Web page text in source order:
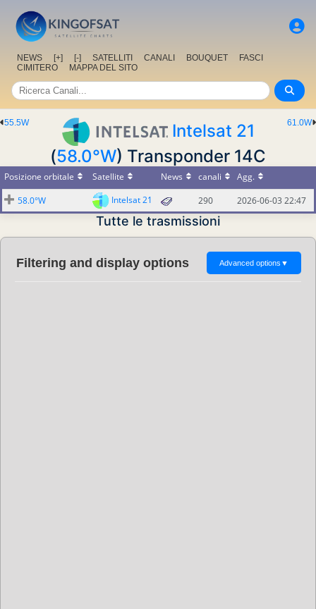
NEWS [+] [-] SATELLITI CANALI BOUQUET
FASCI
CIMITERO
MAPPA DEL SITO
61.0W
55.5W
Intelsat 21
(58.0°W) Transponder 14C
Posizione orbitale Satellite News canali
Agg.
58.0°W
Intelsat 21 290 2026-06-03 22:47
Tutte le trasmissioni
Filtering and display options Advanced options ▼